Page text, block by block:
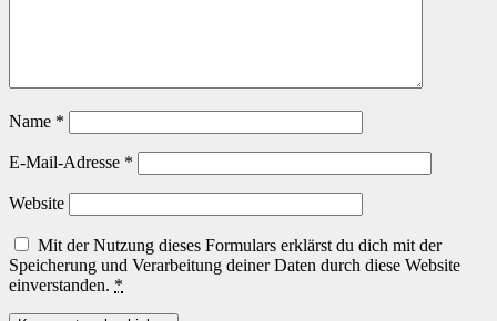
Name *
E-Mail-Adresse *
Website
Mit der Nutzung dieses Formulars erklärst du dich mit der
Speicherung und Verarbeitung deiner Daten durch diese Website
einverstanden. *